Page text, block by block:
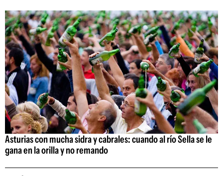
Asturias con mucha sidra y cabrales: cuando al río Sella se le
gana en la orilla y no remando